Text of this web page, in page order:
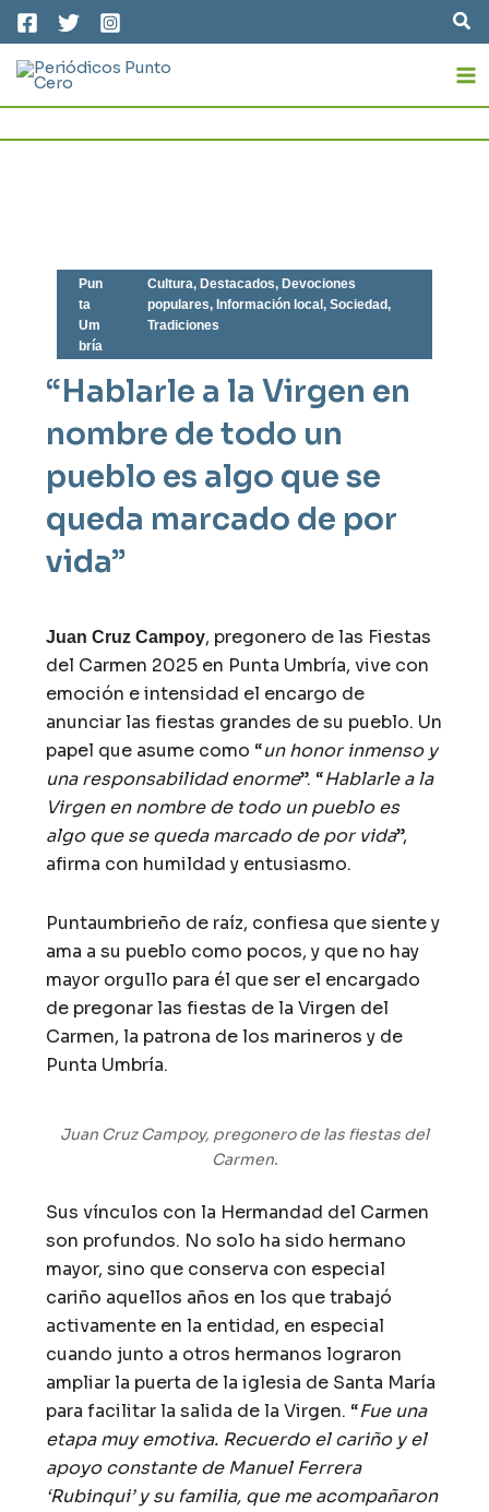
contenido
Pun
ta
Um
bría
Cultura, Destacados, Devociones
populares, Información local,Sociedad,
Tradiciones
“Hablarle a la Virgen en
nombre de todo un
pueblo es algo que se
queda marcado de por
vida”
Juan Cruz Campoy, pregonero de las Fiestas
del Carmen 2025 en Punta Umbría, vive con
emoción e intensidad el encargo de
anunciar las fiestas grandes de su pueblo. Un
papel que asume como “un honor inmenso y
una responsabilidad enorme”. “Hablarle a la
Virgen en nombre de todo un pueblo es
algo que se queda marcado de por vida”,
afirma con humildad y entusiasmo.
Puntaumbrieño de raíz, confiesa que siente y
ama a su pueblo como pocos, y que no hay
mayor orgullo para él que ser el encargado
de pregonar las fiestas de la Virgen del
Carmen, la patrona de los marineros y de
Punta Umbría.
Juan Cruz Campoy, pregonero de las fiestas del
Carmen.
Sus vínculos con la Hermandad del Carmen
son profundos. No solo ha sido hermano
mayor, sino que conserva con especial
cariño aquellos años en los que trabajó
activamente en la entidad, en especial
cuando junto a otros hermanos lograron
ampliar la puerta de la iglesia de Santa María
para facilitar la salida de la Virgen. “Fue una
etapa muy emotiva. Recuerdo el cariño y el
apoyo constante de Manuel Ferrera
‘Rubinqui’ y su familia, que me acompañaron